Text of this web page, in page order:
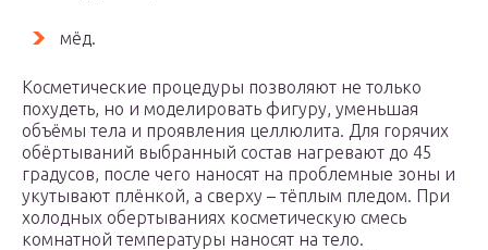
мёд.
Косметические процедуры позволяют не только
похудеть, но и моделировать фигуру, уменьшая
объёмы тела и проявления целлюлита. Для горячих
обёртываний выбранный состав нагревают до 45
градусов, после чего наносят на проблемные зоны и
укутывают плёнкой, а сверху – тёплым пледом. При
холодных обертываниях косметическую смесь
комнатной температуры наносят на тело.